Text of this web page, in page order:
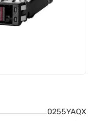
0255YAQX